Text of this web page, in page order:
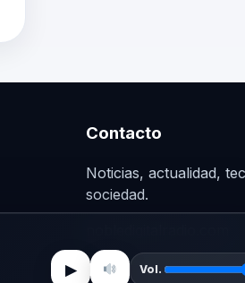
Contacto
Noticias, actualidad,
sociedad.
▶ Vol.